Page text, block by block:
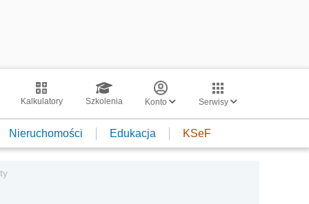
Kalkulatory Szkolenia Konto Serwisy
Nieruchomości Edukacja KSeF